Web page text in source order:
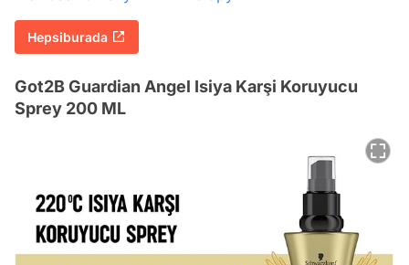
Hepsiburada
Got2B Guardian Angel Isiya Karşi Koruyucu
Sprey 200 ML